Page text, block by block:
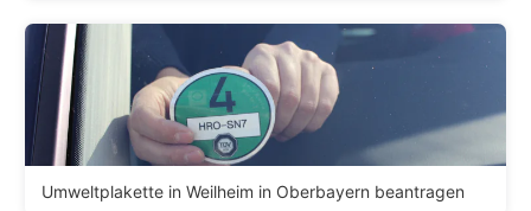
Umweltplakette in Weilheim in Oberbayern beantragen